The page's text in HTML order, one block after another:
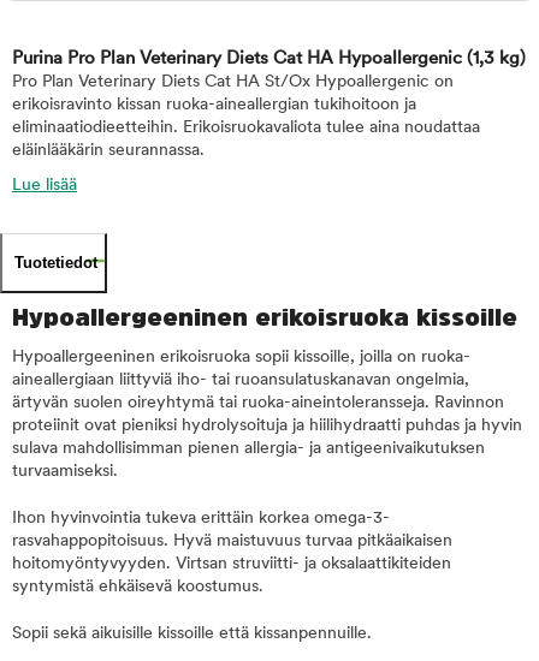
Purina Pro Plan Veterinary Diets Cat HA Hypoallergenic (1,3 kg)
Pro Plan Veterinary Diets Cat HA St/Ox Hypoallergenic on
erikoisravinto kissan ruoka-aineallergian tukihoitoon ja
eliminaatiodieetteihin. Erikoisruokavaliota tulee aina noudattaa
eläinlääkärin seurannassa.
Lue lisää
Tuotetiedot
Hypoallergeeninen erikoisruoka kissoille
Hypoallergeeninen erikoisruoka sopii kissoille, joilla on ruoka-
aineallergiaan liittyviä iho- tai ruoansulatuskanavan ongelmia,
ärtyvän suolen oireyhtymä tai ruoka-aineintoleransseja. Ravinnon
proteiinit ovat pieniksi hydrolysoituja ja hiilihydraatti puhdas ja hyvin
sulava mahdollisimman pienen allergia- ja antigeenivaikutuksen
turvaamiseksi.
Ihon hyvinvointia tukeva erittäin korkea omega-3-
rasvahappopitoisuus. Hyvä maistuvuus turvaa pitkäaikaisen
hoitomyöntyvyyden. Virtsan struviitti- ja oksalaattikiteiden
syntymistä ehkäisevä koostumus.
Sopii sekä aikuisille kissoille että kissanpennuille.